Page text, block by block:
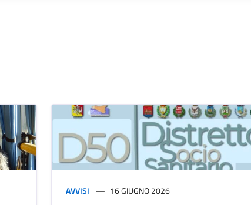
AVVISI 16 GIUGNO 2026